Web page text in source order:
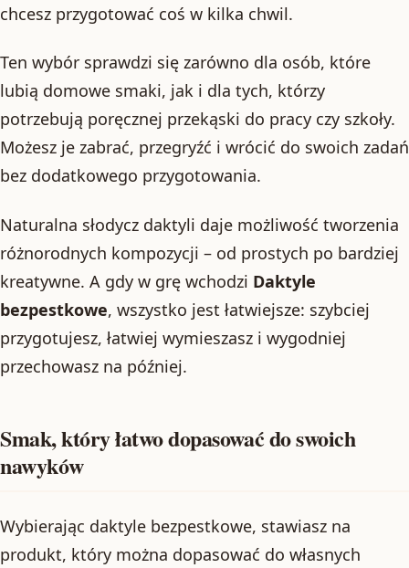
chcesz przygotować coś w kilka chwil.
Ten wybór sprawdzi się zarówno dla osób, które
lubią domowe smaki, jak i dla tych, którzy
potrzebują poręcznej przekąski do pracy czy szkoły.
Możesz je zabrać, przegryźć i wrócić do swoich zadań
bez dodatkowego przygotowania.
Naturalna słodycz daktyli daje możliwość tworzenia
różnorodnych kompozycji – od prostych po bardziej
kreatywne. A gdy w grę wchodzi Daktyle
bezpestkowe, wszystko jest łatwiejsze: szybciej
przygotujesz, łatwiej wymieszasz i wygodniej
przechowasz na później.
Smak, który łatwo dopasować do swoich
nawyków
Wybierając daktyle bezpestkowe, stawiasz na
produkt, który można dopasować do własnych